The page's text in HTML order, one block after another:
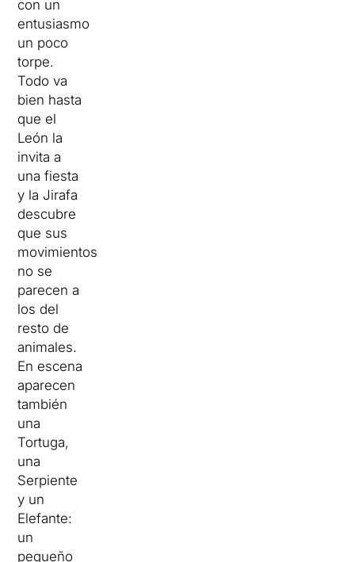
con un
entusiasmo
un poco
torpe.
Todo va
bien hasta
que el
León la
invita a
una fiesta
y la Jirafa
descubre
que sus
movimientos
no se
parecen a
los del
resto de
animales.
En escena
aparecen
también
una
Tortuga,
una
Serpiente
y un
Elefante:
un
pequeño